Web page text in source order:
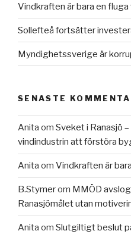
Vindkraften är bara en
Sollefteå fortsätter
Myndighetssverige är
SENASTE
Anita om Sveket i Ranasjö
vindindustrin att förstöra
Anita om Vindkraften är
B.Stymerom MMÖD
Ranasjömålet utan
Anita om Slutgiltigt beslut